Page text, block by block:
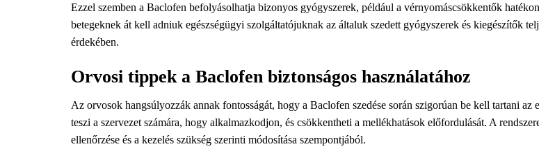
Ezzel szemben a Baclofen befolyásolhatja bizonyos gyógyszerek, például a vérnyomáscsökkentők
betegeknek át kell adniuk egészségügyi szolgáltatójuknak az általuk szedett gyógyszerek és kiegészítők
érdekében.
Orvosi tippek a Baclofen biztonságos használatához
Az orvosok hangsúlyozzák annak fontosságát, hogy a Baclofen szedése során szigorúan be kell tartani
teszi a szervezet számára, hogy alkalmazkodjon, és csökkentheti a mellékhatások előfordulását. A
ellenőrzése és a kezelés szükség szerinti módosítása szempontjából.